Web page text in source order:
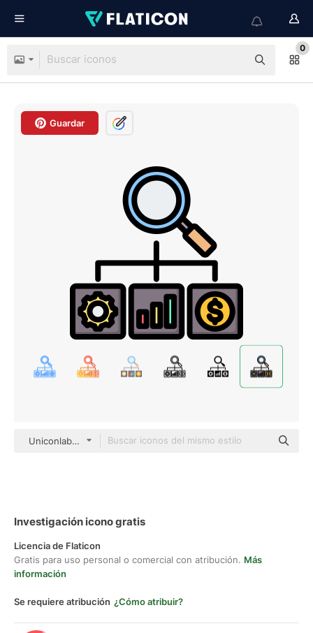
0
Guardar
Uniconlabs Outline Color
Investigación icono gratis
Licencia de Flaticon
Gratis para uso personal o comercial con atribución. Más
información
Se requiere atribución ¿Cómo atribuir?